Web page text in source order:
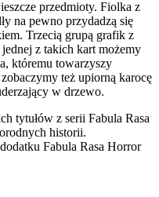
przedmioty. Fiolka z
na pewno przydadzą się
Trzecią grupą grafik z
z takich kart możemy
któremu towarzyszy
też upiorną karocę
w drzewo.